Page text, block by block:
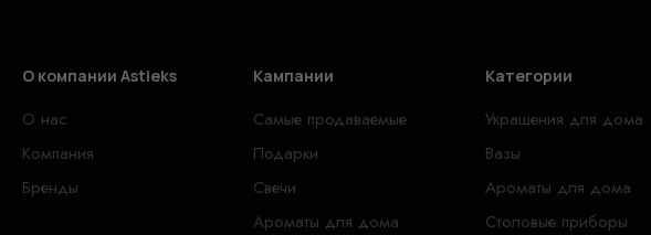
О компании Astieks
О нас
Компания
Бренды
Кампании
Самые продаваемые
Подарки
Свечи
Ароматы для дома
Категории
Украшения для дома
Вазы
Ароматы для дома
Столовые приборы